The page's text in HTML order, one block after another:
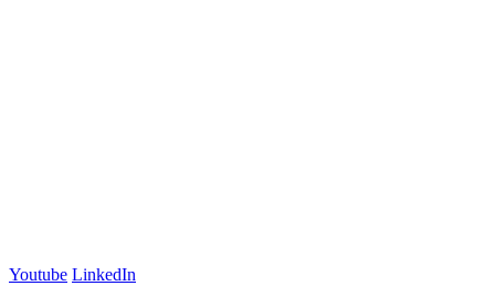
Youtube LinkedIn